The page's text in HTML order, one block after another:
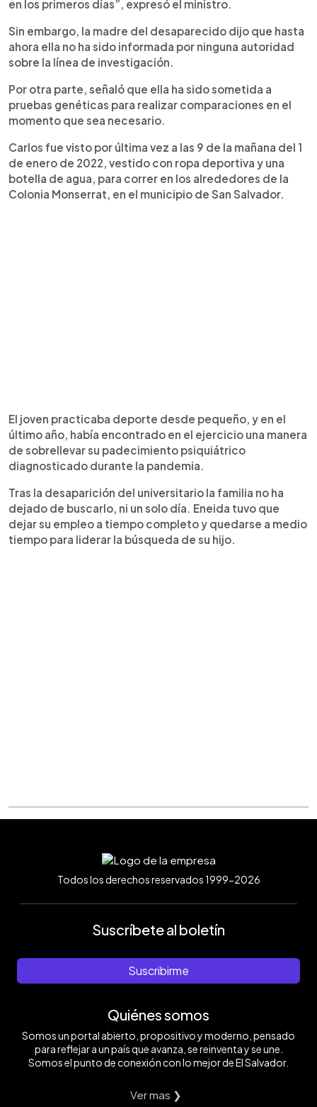
en los primeros días”, expresó el ministro.
Sin embargo, la madre del desaparecido dijo que hasta
ahora ella no ha sido informada por ninguna autoridad
sobre la línea de investigación.
Por otra parte, señaló que ella ha sido sometida a
pruebas genéticas para realizar comparaciones en el
momento que sea necesario.
Carlos fue visto por última vez a las 9 de la mañana del 1
de enero de 2022, vestido con ropa deportiva y una
botella de agua, para correr en los alrededores de la
Colonia Monserrat, en el municipio de San Salvador.
El joven practicaba deporte desde pequeño, y en el
último año, había encontrado en el ejercicio una manera
de sobrellevar su padecimiento psiquiátrico
diagnosticado durante la pandemia.
Tras la desaparición del universitario la familia no ha
dejado de buscarlo, ni un solo día. Eneida tuvo que
dejar su empleo a tiempo completo y quedarse a medio
tiempo para liderar la búsqueda de su hijo.
Todos los derechos reservados 1999-2026
Suscríbete al boletín
Suscribirme
Quiénes somos
Somos un portal abierto, propositivo y moderno, pensado
para reflejar a un país que avanza, se reinventa y se une.
Somos el punto de conexión con lo mejor de El Salvador.
Ver mas ❯